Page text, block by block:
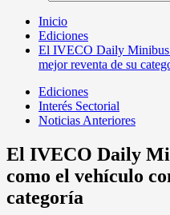
Inicio
Ediciones
El IVECO Daily
mejor reventa de su
Ediciones
Interés Sectorial
Noticias Anteriores
El IVECO Daily
como el vehículo
categoría